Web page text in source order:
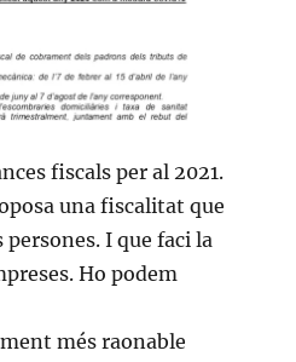
fiscals per al 2021.
una fiscalitat que
I que faci la
Ho podem
més raonable